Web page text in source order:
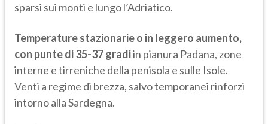
sparsi sui monti e lungo l’Adriatico.
Temperature stazionarie o in leggero aumento,
con punte di 35-37 gradiin pianura Padana, zone
interne e tirreniche della penisola e sulle Isole.
Venti a regime di brezza, salvo temporanei rinforzi
intorno alla Sardegna.